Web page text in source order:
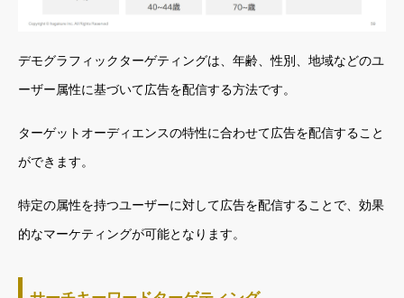
デモグラフィックターゲティングは、年齢、性別、地域などのユ
ーザー属性に基づいて広告を配信する方法です。
ターゲットオーディエンスの特性に合わせて広告を配信すること
ができます。
特定の属性を持つユーザーに対して広告を配信することで、効果
的なマーケティングが可能となります。